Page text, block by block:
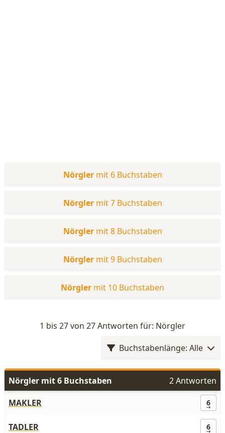
Nörgler mit 6 Buchstaben
Nörgler mit 7 Buchstaben
Nörgler mit 8 Buchstaben
Nörgler mit 9 Buchstaben
Nörgler mit 10 Buchstaben
1 bis 27 von 27 Antworten für: Nörgler
Buchstabenlänge: Alle
Nörgler mit 6 Buchstaben
2 Antworten
MAKLER
6
TADLER 6